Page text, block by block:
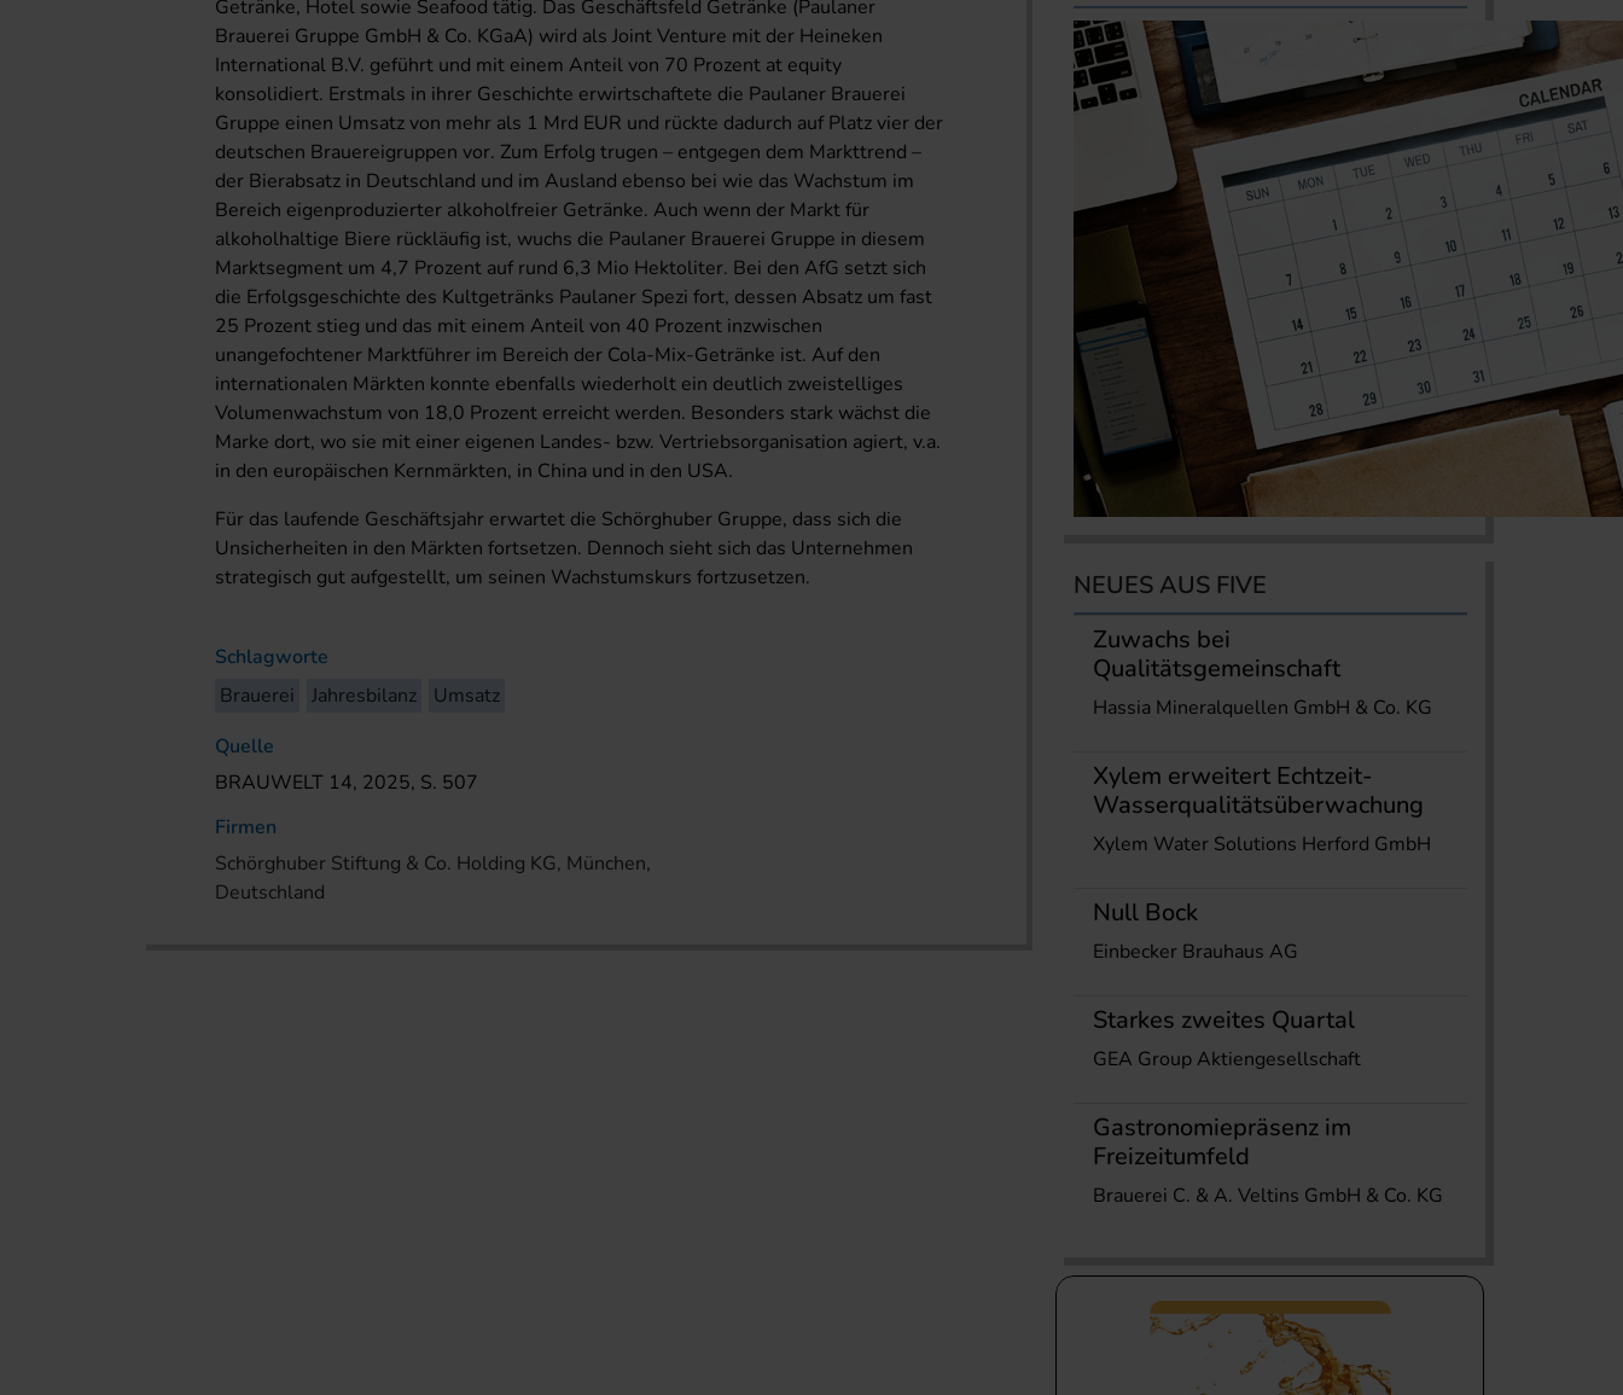
Getränke, Hotel sowie Seafood tätig. Das Geschäftsfeld Getränke (Paulaner
Brauerei Gruppe GmbH & Co. KGaA) wird als Joint Venture mit der Heineken
International B.V. geführt und mit einem Anteil von 70 Prozent at equity
konsolidiert. Erstmals in ihrer Geschichte erwirtschaftete die Paulaner Brauerei
Gruppe einen Umsatz von mehr als 1 Mrd EUR und rückte dadurch auf Platz vier der
deutschen Brauereigruppen vor. Zum Erfolg trugen – entgegen dem Markttrend –
der Bierabsatz in Deutschland und im Ausland ebenso bei wie das Wachstum im
Bereich eigenproduzierter alkoholfreier Getränke. Auch wenn der Markt für
alkoholhaltige Biere rückläufig ist, wuchs die Paulaner Brauerei Gruppe in diesem
Marktsegment um 4,7 Prozent auf rund 6,3 Mio Hektoliter. Bei den AfG setzt sich
die Erfolgsgeschichte des Kultgetränks Paulaner Spezi fort, dessen Absatz um fast
25 Prozent stieg und das mit einem Anteil von 40 Prozent inzwischen
unangefochtener Marktführer im Bereich der Cola-Mix-Getränke ist. Auf den
internationalen Märkten konnte ebenfalls wiederholt ein deutlich zweistelliges
Volumenwachstum von 18,0 Prozent erreicht werden. Besonders stark wächst die
Marke dort, wo sie mit einer eigenen Landes- bzw. Vertriebsorganisation agiert, v.a.
in den europäischen Kernmärkten, in China und in den USA.
Für das laufende Geschäftsjahr erwartet die Schörghuber Gruppe, dass sich die
Unsicherheiten in den Märkten fortsetzen. Dennoch sieht sich das Unternehmen
strategisch gut aufgestellt, um seinen Wachstumskurs fortzusetzen.
Schlagworte
Brauerei
Jahresbilanz
Umsatz
Quelle
BRAUWELT 14, 2025, S. 507
Firmen
Schörghuber Stiftung & Co. Holding KG, München,
Deutschland
NEUES AUS FIVE
Zuwachs bei
Qualitätsgemeinschaft
Hassia Mineralquellen GmbH & Co. KG
Xylem erweitert Echtzeit-
Wasserqualitätsüberwachung
Xylem Water Solutions Herford GmbH
Null Bock
Einbecker Brauhaus AG
Starkes zweites Quartal
GEA Group Aktiengesellschaft
Gastronomiepräsenz im
Freizeitumfeld
Brauerei C. & A. Veltins GmbH & Co. KG